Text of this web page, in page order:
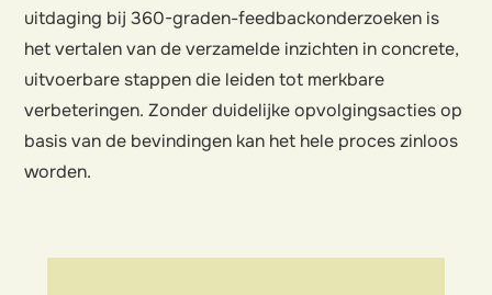
uitdaging bij 360-graden-feedbackonderzoeken is
het vertalen van de verzamelde inzichten in concrete,
uitvoerbare stappen die leiden tot merkbare
verbeteringen. Zonder duidelijke opvolgingsacties op
basis van de bevindingen kan het hele proces zinloos
worden.